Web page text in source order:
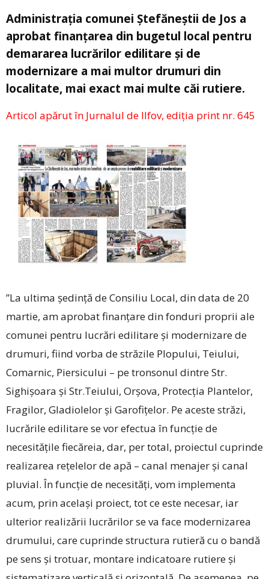
Administrația comunei Ștefăneștii de Jos a
aprobat finanțarea din bugetul local pentru
demararea lucrărilor edilitare și de
modernizare a mai multor drumuri din
localitate, mai exact mai multe căi rutiere.
Articol apărut în Jurnalul de Ilfov, ediția print nr. 645
”La ultima ședință de Consiliu Local, din data de 20
martie, am aprobat finanțare din fonduri proprii ale
comunei pentru lucrări edilitare și modernizare de
drumuri, fiind vorba de străzile Plopului, Teiului,
Comarnic, Piersicului – pe tronsonul dintre Str.
Sighișoara și Str.Teiului, Orșova, Protecția Plantelor,
Fragilor, Gladiolelor și Garofițelor. Pe aceste străzi,
lucrările edilitare se vor efectua în funcție de
necesitățile fiecăreia, dar, per total, proiectul cuprinde
realizarea rețelelor de apă – canal menajer și canal
pluvial. În funcție de necesități, vom implementa
acum, prin același proiect, tot ce este necesar, iar
ulterior realizării lucrărilor se va face modernizarea
drumului, care cuprinde structura rutieră cu o bandă
pe sens și trotuar, montare indicatoare rutiere și